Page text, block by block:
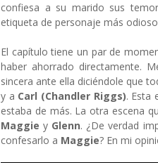
confiesa a su marido sus
etiqueta de personaje más
El capítulo tiene un par de
haber ahorrado directamente.
sincera ante ella diciéndole que
y a Carl (Chandler Riggs). Esta
estaba de más. La otra escena
Maggie y Glenn. ¿De verdad
confesarlo a Maggie? En mi